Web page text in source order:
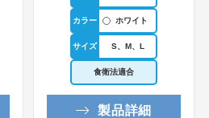
カラー ホワイト
サイズ S、M、L
食衛法適合
製品詳細